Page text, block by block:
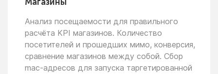
Анализ посещаемости для правильного
расчёта KPI магазинов. Количество
посетителей и прошедших мимо, конверсия,
сравнение магазинов между собой. Сбор
mac-адресов для запуска таргетированной